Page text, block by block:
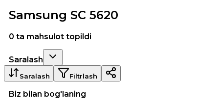
Samsung SC 5620
0 ta mahsulot topildi
Saralash
Saralash Filtrlash
Biz bilan bog'laning